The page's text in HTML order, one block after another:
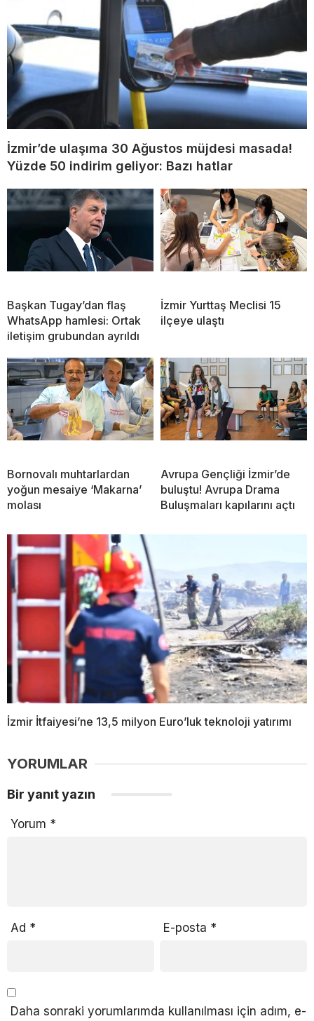
İzmir’de ulaşıma 30 Ağustos müjdesi masada!
Yüzde 50 indirim geliyor: Bazı hatlar
Başkan Tugay’dan flaş
WhatsApp hamlesi: Ortak
iletişim grubundan ayrıldı
İzmir Yurttaş Meclisi 15
ilçeye ulaştı
Bornovalı muhtarlardan
yoğun mesaiye ‘Makarna’
molası
Avrupa Gençliği İzmir’de
buluştu! Avrupa Drama
Buluşmaları kapılarını açtı
İzmir İtfaiyesi’ne 13,5 milyon Euro’luk teknoloji yatırımı
YORUMLAR
Bir yanıt yazın
Yorum *
Ad * E-posta *
Daha sonraki yorumlarımda kullanılması için adım, e-